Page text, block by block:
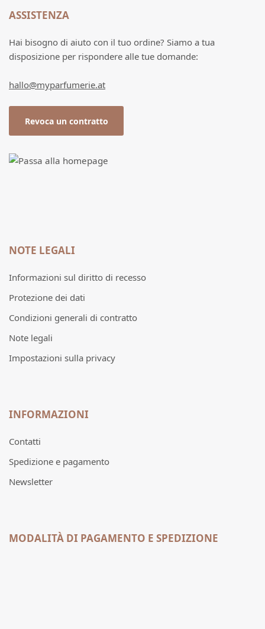
ASSISTENZA
Hai bisogno di aiuto con il tuo ordine? Siamo a tua
disposizione per rispondere alle tue domande:
hallo@myparfumerie.at
Revoca un contratto
NOTE LEGALI
Informazioni sul diritto di recesso
Protezione dei dati
Condizioni generali di contratto
Note legali
Impostazioni sulla privacy
INFORMAZIONI
Contatti
Spedizione e pagamento
Newsletter
MODALITÀ DI PAGAMENTO E SPEDIZIONE